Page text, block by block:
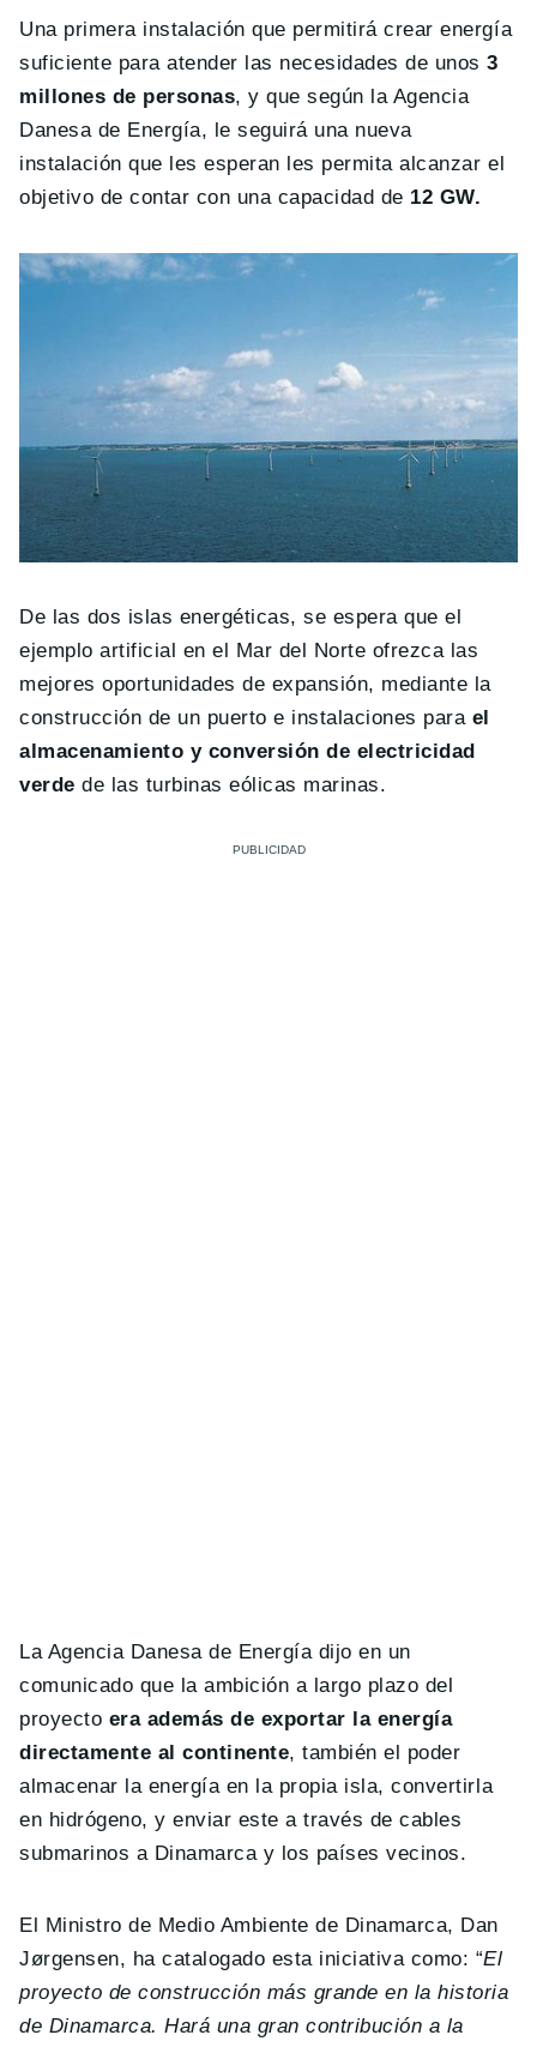
Una primera instalación que permitirá crear energía
suficiente para atender las necesidades de unos 3
millones de personas, y que según la Agencia
Danesa de Energía, le seguirá una nueva
instalación que les esperan les permita alcanzar el
objetivo de contar con una capacidad de 12 GW.
De las dos islas energéticas, se espera que el
ejemplo artificial en el Mar del Norte ofrezca las
mejores oportunidades de expansión, mediante la
construcción de un puerto e instalaciones parael
almacenamiento y conversión de electricidad
verde de las turbinas eólicas marinas.
La Agencia Danesa de Energía dijo en un
comunicado que la ambición a largo plazo del
proyecto era además de exportar la energía
directamente al continente, también el poder
almacenar la energía en la propia isla, convertirla
en hidrógeno, y enviar este a través de cables
submarinos a Dinamarca y los países vecinos.
El Ministro de Medio Ambiente de Dinamarca, Dan
Jørgensen, ha catalogado esta iniciativa como: “El
proyecto de construcción más grande en la historia
de Dinamarca.Hará una gran contribución a la